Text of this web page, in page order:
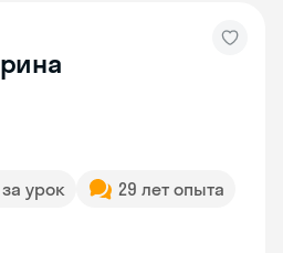
за урок
29 лет опыта